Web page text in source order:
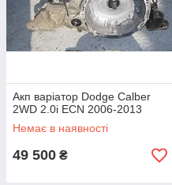
Акп варіатор Dodge Calber
2WD 2.0i ECN 2006-2013
Немає в наявності
49 500 ₴